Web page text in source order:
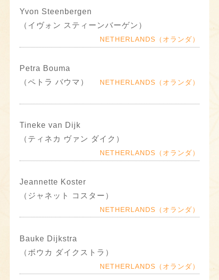
Yvon Steenbergen
（イヴォン スティーンバーゲン）
NETHERLANDS（オランダ）
Petra Bouma
（ペトラ バウマ）
NETHERLANDS（オランダ）
Tineke van Dijk
（ティネカ ヴァン ダイク）
NETHERLANDS（オランダ）
Jeannette Koster
（ジャネット コスター）
NETHERLANDS（オランダ）
Bauke Dijkstra
（ボウカ ダイクストラ）
NETHERLANDS（オランダ）